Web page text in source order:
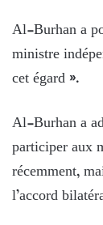
Al-Burhan a
ministre
cet égard ».
Al-Burhan a
participer aux
récemment,
l’accord